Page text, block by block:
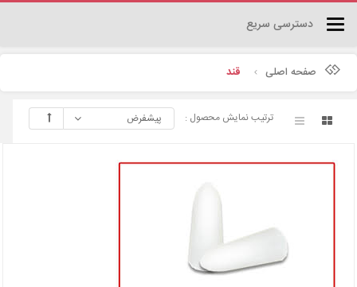
دسترسی سریع
Categories
صفحه اصلی قند
ترتیب نمایش محصول : پیشفرض